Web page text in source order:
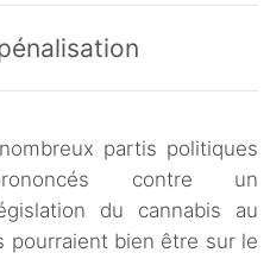
partis politiques
contre un
du cannabis au
pourraient bien être sur le